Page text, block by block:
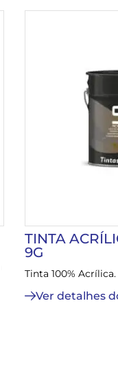
TINTA
9G
Tinta 100% Acrílica.
Ver detalhes